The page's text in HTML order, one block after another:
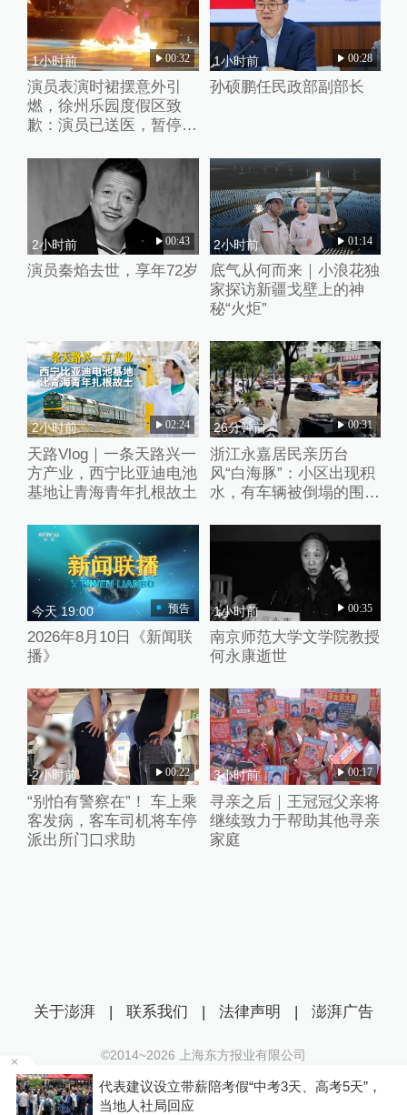
1小时前 00:32
演员表演时裙摆意外引
燃，徐州乐园度假区致
歉：演员已送医，暂停火
1小时前 00:28
孙硕鹏任民政部副部长
2小时前 00:43
演员秦焰去世，享年72岁
2小时前 01:14
底气从何而来｜小浪花独
家探访新疆戈壁上的神
秘“火炬”
2小时前 02:24
天路Vlog｜一条天路兴一
方产业，西宁比亚迪电池
基地让青海青年扎根故土
26分钟前 00:31
浙江永嘉居民亲历台
风“白海豚”：小区出现积
水，有车辆被倒塌的围墙
今天 19:00 预告
2026年8月10日《新闻联
播》
1小时前 00:35
南京师范大学文学院教授
何永康逝世
2小时前 00:22
“别怕有警察在”！ 车上乘
客发病，客车司机将车停
派出所门口求助
3小时前 00:17
寻亲之后｜王冠冠父亲将
继续致力于帮助其他寻亲
家庭
代表建议设立带薪陪考假“中考3天、高考5天”，
当地人社局回应
关于澎湃 | 联系我们 | 法律声明 | 澎湃广告
©2014~2026 上海东方报业有限公司
沪ICP证：沪B2-20170116 | 沪ICP备14003370号
互联网新闻信息服务许可证：31120170006